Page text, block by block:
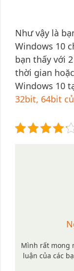
Như vậy là
Windows 10
bạn thấy với
thời gian
Windows 10
32bit, 64bit
Mình rất mong
luận của các